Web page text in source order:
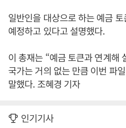
일반인을 대상으로 하는 예금
예정하고 있다고 설명했다.
이 총재는 “예금 토큰과 연계해
국가는 거의 없는 만큼 이번 파
말했다. 조혜경 기자
인기기사